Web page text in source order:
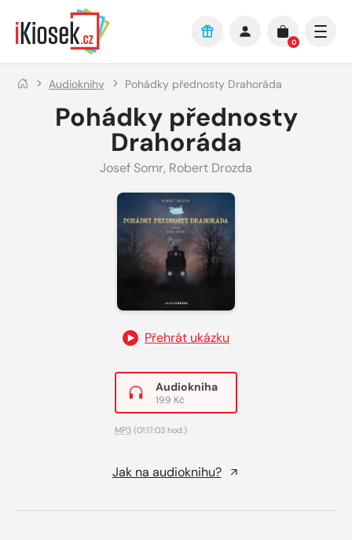
Přejít na hlavní obsah
0
Audioknihy Pohádky přednosty Drahoráda
Pohádky přednosty
Drahoráda
Josef Somr, Robert Drozda
Přehrát ukázku
Audiokniha
199 Kč
MP3 (01:17:03 hod.)
Jak na audioknihu?